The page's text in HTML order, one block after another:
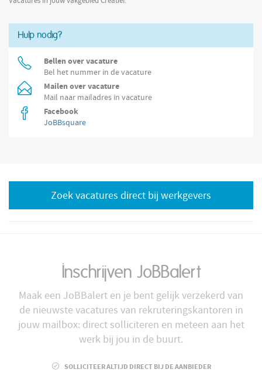
Hulp nodig?
Bellen over vacature
Bel het nummer in de vacature
Mailen over vacature
Mail naar mailadres in vacature
Facebook
JoBBsquare
Zoek vacatures direct bij werkgevers
Inschrijven JoBBalert
Maak een JoBBalert en je bent gelijk verzekerd van
de nieuwste vacatures van rekruteringskantoren in
jouw mailbox: direct solliciteren en meteen aan het
werk bij jou in de buurt.
SOLLICITEER ALTIJD DIRECT BIJ DE AANBIEDER